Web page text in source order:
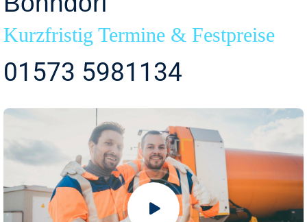
Kurzfristig Termine & Festpreise
01573 5981134